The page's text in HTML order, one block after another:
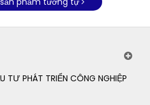
TƯ PHÁT TRIỂN CÔNG NGHIỆP